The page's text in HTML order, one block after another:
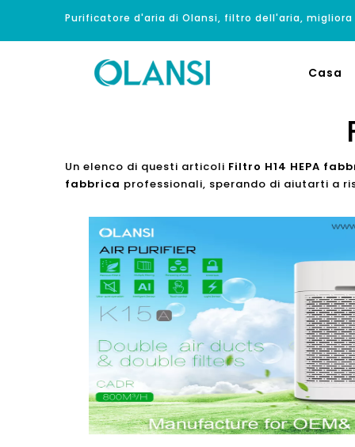
Purificatore d'aria di Olansi, filtro dell'aria,
Casa
Un elenco di questi articoli Filtro H14 HEPA
fabbrica professionali, sperando di aiutarti a